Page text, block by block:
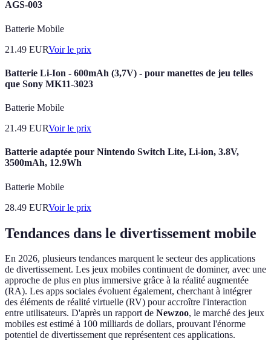
AGS-003
Batterie Mobile
21.49 EURVoir le prix
Batterie Li-Ion - 600mAh (3,7V) - pour manettes de jeu telles
que Sony MK11-3023
Batterie Mobile
21.49 EURVoir le prix
Batterie adaptée pour Nintendo Switch Lite, Li-ion, 3.8V,
3500mAh, 12.9Wh
Batterie Mobile
28.49 EURVoir le prix
Tendances dans le divertissement mobile
En 2026, plusieurs tendances marquent le secteur des applications
de divertissement. Les jeux mobiles continuent de dominer, avec une
approche de plus en plus immersive grâce à la réalité augmentée
(RA). Les apps sociales évoluent également, cherchant à intégrer
des éléments de réalité virtuelle (RV) pour accroître l'interaction
entre utilisateurs. D'après un rapport de Newzoo, le marché des jeux
mobiles est estimé à 100 milliards de dollars, prouvant l'énorme
potentiel de divertissement que représentent ces applications.